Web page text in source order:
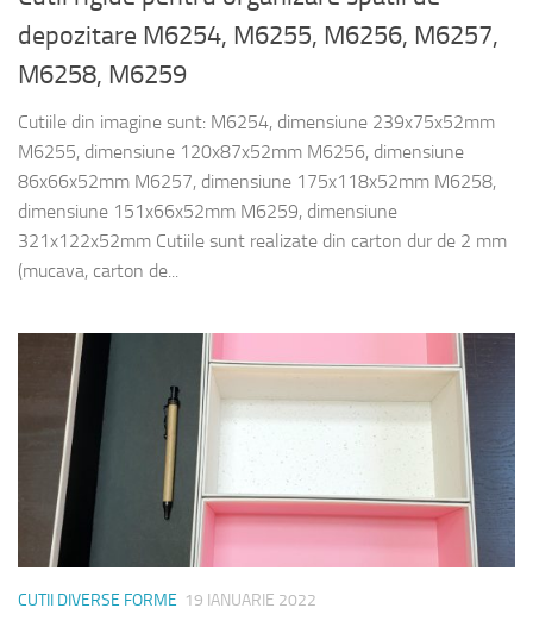
depozitare M6254, M6255, M6256, M6257,
M6258, M6259
Cutiile din imagine sunt: M6254, dimensiune 239x75x52mm
M6255, dimensiune 120x87x52mm M6256, dimensiune
86x66x52mm M6257, dimensiune 175x118x52mm M6258,
dimensiune 151x66x52mm M6259, dimensiune
321x122x52mm Cutiile sunt realizate din carton dur de 2 mm
(mucava, carton de...
CUTII DIVERSE FORME 19 IANUARIE 2022